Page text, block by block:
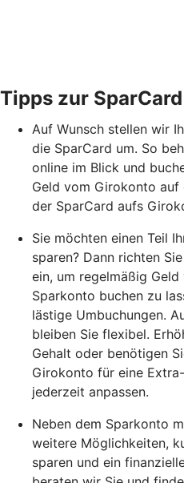
Tipps zur SparCard
Auf Wunsch stellen wir
die SparCard um. So
online im Blick und
Geld vom Girokonto
der SparCard aufs
Sie möchten einen Teil
sparen? Dann richten
ein, um regelmäßig
Sparkonto buchen zu
lästige Umbuchungen.
bleiben Sie flexibel.
Gehalt oder benötigen
Girokonto für eine
jederzeit anpassen.
Neben dem Sparkonto
weitere Möglichkeiten,
sparen und ein